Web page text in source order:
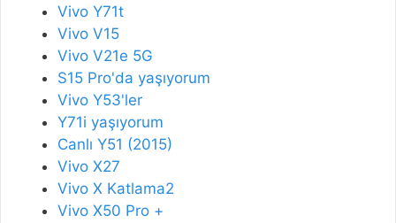
Vivo Y71t
Vivo V15
Vivo V21e 5G
S15 Pro'da yaşıyorum
Vivo Y53'ler
Y71i yaşıyorum
Canlı Y51 (2015)
Vivo X27
Vivo X Katlama2
Vivo X50 Pro +